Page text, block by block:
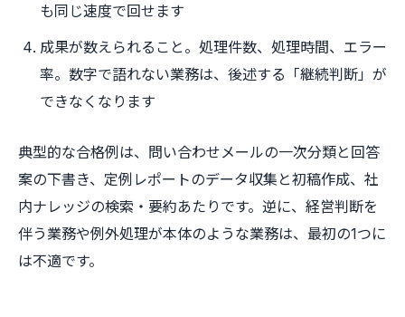
も同じ速度で回せます
成果が数えられること。処理件数、処理時間、エラー
率。数字で語れない業務は、後述する「継続判断」が
できなくなります
典型的な合格例は、問い合わせメールの一次分類と回答
案の下書き、定例レポートのデータ収集と初稿作成、社
内ナレッジの検索・要約あたりです。逆に、経営判断を
伴う業務や例外処理が本体のような業務は、最初の1つに
は不適です。